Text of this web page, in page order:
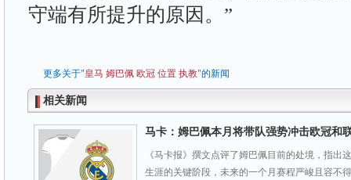
守端有所提升的原因。”
更多关于"皇马 姆巴佩 欧冠 位置 执教"的新闻
相关新闻
马卡：姆巴佩本月将带队强势冲击欧冠和
《马卡报》撰文点评了姆巴佩目前的处境，指出
生涯的关键阶段，未来的一个月赛程严峻且容不